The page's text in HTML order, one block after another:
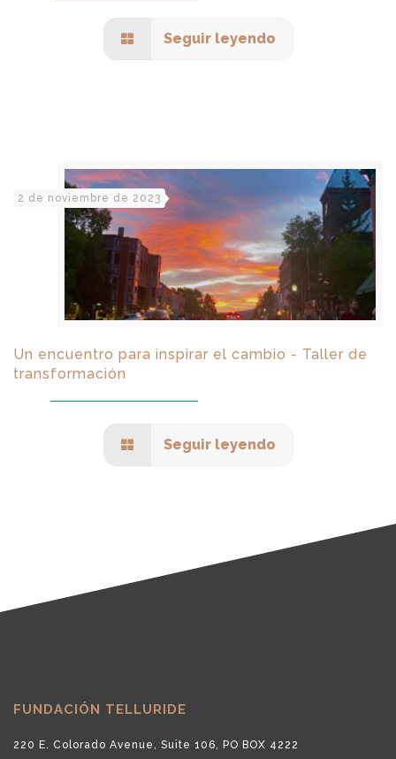
Seguir leyendo
2 de noviembre de 2023
Un encuentro para inspirar el cambio - Taller de
transformación
Seguir leyendo
FUNDACIÓN TELLURIDE
220 E. Colorado Avenue, Suite 106, PO BOX 4222